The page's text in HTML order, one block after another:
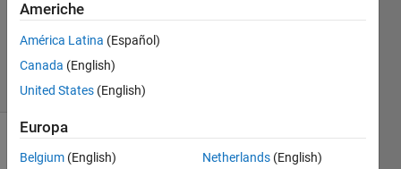
23
solvers
0 likes
Americhe
América Latina (Español)
Canada (English)
United States (English)
Europa
Belgium (English)
Netherlands (English)